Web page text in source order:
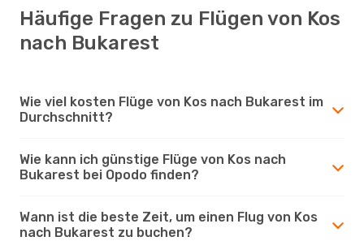
Häufige Fragen zu Flügen von Kos
nach Bukarest
Wie viel kosten Flüge von Kos nach Bukarest im
Durchschnitt?
Wie kann ich günstige Flüge von Kos nach
Bukarest bei Opodo finden?
Wann ist die beste Zeit, um einen Flug von Kos
nach Bukarest zu buchen?